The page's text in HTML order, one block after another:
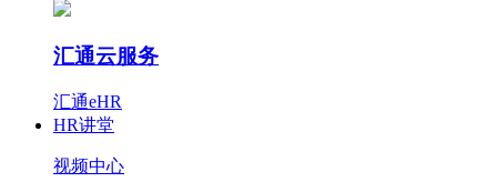
汇通云服务
汇通eHR
HR讲堂
视频中心